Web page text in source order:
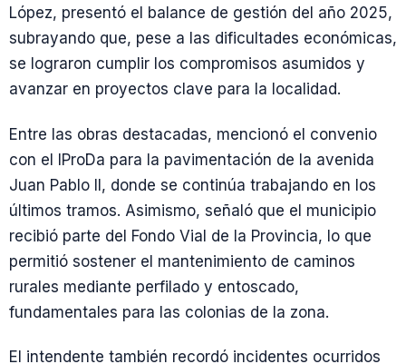
López, presentó el balance de gestión del año 2025,
subrayando que, pese a las dificultades económicas,
se lograron cumplir los compromisos asumidos y
avanzar en proyectos clave para la localidad.
Entre las obras destacadas, mencionó el convenio
con el IProDa para la pavimentación de la avenida
Juan Pablo II, donde se continúa trabajando en los
últimos tramos. Asimismo, señaló que el municipio
recibió parte del Fondo Vial de la Provincia, lo que
permitió sostener el mantenimiento de caminos
rurales mediante perfilado y entoscado,
fundamentales para las colonias de la zona.
El intendente también recordó incidentes ocurridos